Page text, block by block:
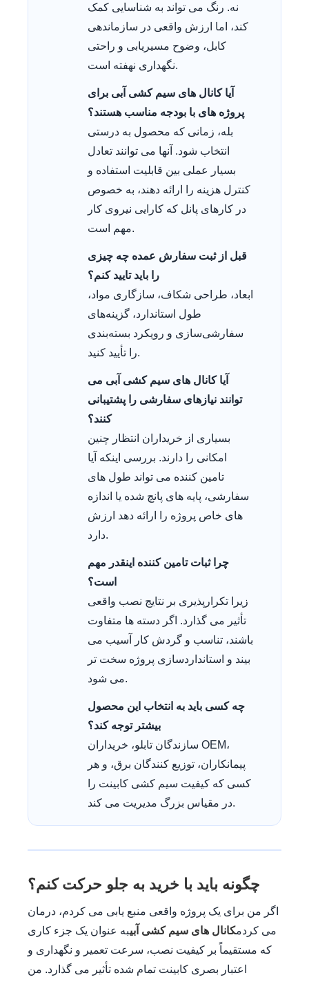
نه. رنگ می تواند به شناسایی کمک
کند، اما ارزش واقعی در سازماندهی
کابل، وضوح مسیریابی و راحتی
نگهداری نهفته است.
آیا کانال های سیم کشی آبی برای
پروژه های با بودجه مناسب هستند؟
بله، زمانی که محصول به درستی
انتخاب شود. آنها می توانند تعادل
بسیار عملی بین قابلیت استفاده و
کنترل هزینه را ارائه دهند، به خصوص
در کارهای پانل که کارایی نیروی کار
مهم است.
قبل از ثبت سفارش عمده چه چیزی
را باید تایید کنم؟
ابعاد، طراحی شکاف، سازگاری مواد،
طول استاندارد، گزینه‌های
سفارشی‌سازی و رویکرد بسته‌بندی
را تأیید کنید.
آیا کانال های سیم کشی آبی می
توانند نیازهای سفارشی را پشتیبانی
کنند؟
بسیاری از خریداران انتظار چنین
امکانی را دارند. بررسی اینکه آیا
تامین کننده می تواند طول های
سفارشی، پایه های پانچ شده یا اندازه
های خاص پروژه را ارائه دهد ارزش
دارد.
چرا ثبات تامین کننده اینقدر مهم
است؟
زیرا تکرارپذیری بر نتایج نصب واقعی
تأثیر می گذارد. اگر دسته ها متفاوت
باشند، تناسب و گردش کار آسیب می
بیند و استانداردسازی پروژه سخت تر
می شود.
چه کسی باید به انتخاب این محصول
بیشتر توجه کند؟
سازندگان تابلو، خریداران OEM،
پیمانکاران، توزیع کنندگان برق، و هر
کسی که کیفیت سیم کشی کابینت را
در مقیاس بزرگ مدیریت می کند.
چگونه باید با خرید به جلو حرکت کنم؟
اگر من برای یک پروژه واقعی منبع یابی می کردم، درمان
می کردمکانال های سیم کشی آبیبه عنوان یک جزء کاری
که مستقیماً بر کیفیت نصب، سرعت تعمیر و نگهداری و
اعتبار بصری کابینت تمام شده تأثیر می گذارد. من